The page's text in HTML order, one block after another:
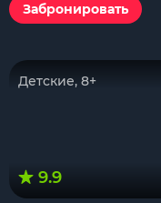
Забронировать
Детские, 8+
9.9